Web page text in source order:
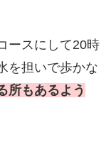
ースにして20時
を担いで歩かな
所もあるよう